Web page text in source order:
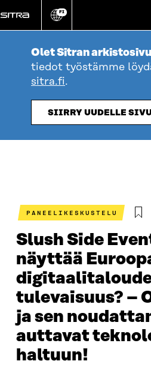
suoraan
sisältöön
Vaihda
kieli
FI
Olet Sitran
tiedot työstämme
sitra.fi.
SIIRRY UUDELLE
PANEELIKESKUSTELU
Slush Side
näyttää
tulevaisuus? –
ja sen
auttavat
haltuun!